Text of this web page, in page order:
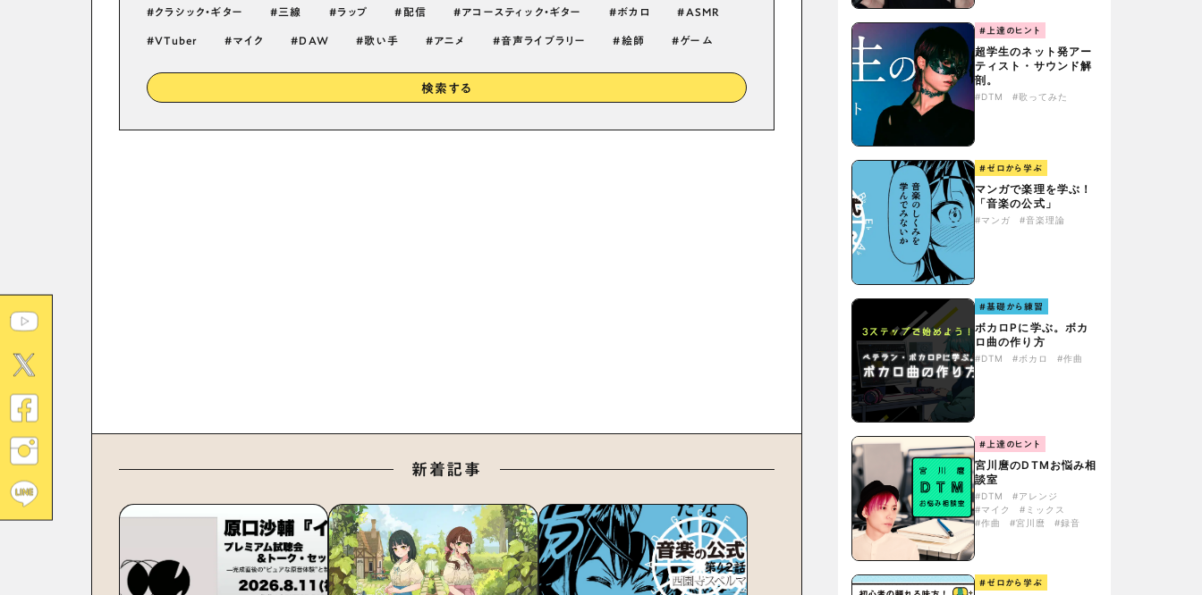
クラシック・ギター 三線 ラップ 配信 アコースティック・ギター ボカロ ASMR
VTuber マイク DAW 歌い手 アニメ 音声ライブラリー 絵師 ゲーム
検索する
新着記事
#上達のヒント
超学生のネット発アー
ティスト・サウンド解
剖。
#DTM #歌ってみた
#ゼロから学ぶ
マンガで楽理を学ぶ！
「音楽の公式」
#マンガ #音楽理論
#基礎から練習
ボカロPに学ぶ。ボカ
ロ曲の作り方
#DTM #ボカロ #作曲
#上達のヒント
宮川麿のDTMお悩み相
談室
#DTM
#アレンジ
#マイク
#ミックス
#作曲
#宮川麿 #録音
#ゼロから学ぶ